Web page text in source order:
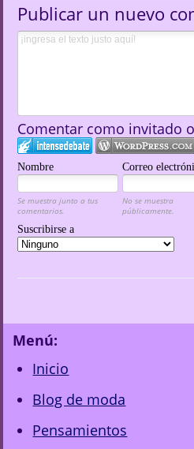
Publicar un nuevo
Comentar como invitado
Nombre Correo
Se muestra junto a tus
comentarios.
No se muestra
públicamente.
Suscribirse a
Menú:
Inicio
Blog de moda
Pensamientos